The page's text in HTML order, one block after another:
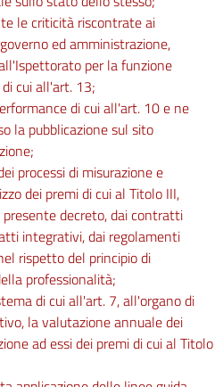
le criticità riscontrate ai
ed amministrazione,
per la funzione
cui all'art. 13;
di cui all'art. 10 e ne
la pubblicazione sul sito
processi di misurazione e
dei premi di cui al Titolo III,
decreto, dai contratti
integrativi, dai regolamenti
rispetto del principio di
professionalità;
di cui all'art. 7, all'organo di
la valutazione annuale dei
ad essi dei premi di cui al Titolo